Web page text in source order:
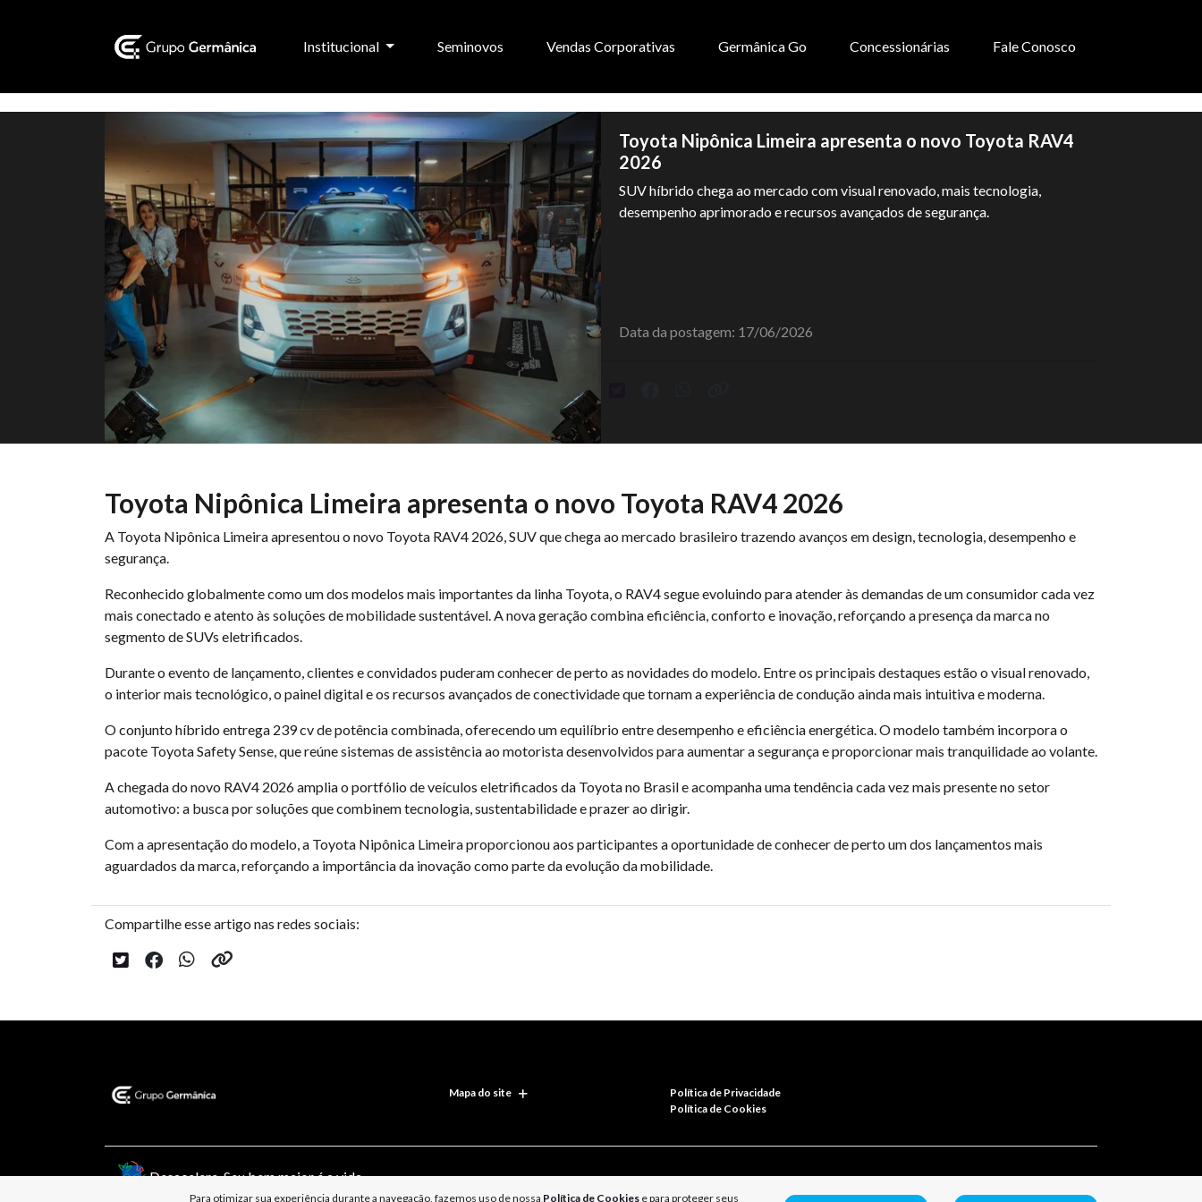
Institucional Seminovos Vendas Corporativas Germânica Go Concessionárias Fale Conosco
Toyota Nipônica Limeira apresenta o novo Toyota RAV4
2026
SUV híbrido chega ao mercado com visual renovado, mais tecnologia,
desempenho aprimorado e recursos avançados de segurança.
Data da postagem: 17/06/2026
Toyota Nipônica Limeira apresenta o novo Toyota RAV4 2026
A Toyota Nipônica Limeira apresentou o novo Toyota RAV4 2026, SUV que chega ao mercado brasileiro trazendo avanços em design, tecnologia, desempenho e
segurança.
Reconhecido globalmente como um dos modelos mais importantes da linha Toyota, o RAV4 segue evoluindo para atender às demandas de um consumidor cada vez
mais conectado e atento às soluções de mobilidade sustentável. A nova geração combina eficiência, conforto e inovação, reforçando a presença da marca no
segmento de SUVs eletrificados.
Durante o evento de lançamento, clientes e convidados puderam conhecer de perto as novidades do modelo. Entre os principais destaques estão o visual renovado,
o interior mais tecnológico, o painel digital e os recursos avançados de conectividade que tornam a experiência de condução ainda mais intuitiva e moderna.
O conjunto híbrido entrega 239 cv de potência combinada, oferecendo um equilíbrio entre desempenho e eficiência energética. O modelo também incorpora o
pacote Toyota Safety Sense, que reúne sistemas de assistência ao motorista desenvolvidos para aumentar a segurança e proporcionar mais tranquilidade ao volante.
A chegada do novo RAV4 2026 amplia o portfólio de veículos eletrificados da Toyota no Brasil e acompanha uma tendência cada vez mais presente no setor
automotivo: a busca por soluções que combinem tecnologia, sustentabilidade e prazer ao dirigir.
Com a apresentação do modelo, a Toyota Nipônica Limeira proporcionou aos participantes a oportunidade de conhecer de perto um dos lançamentos mais
aguardados da marca, reforçando a importância da inovação como parte da evolução da mobilidade.
Compartilhe esse artigo nas redes sociais:
Mapa do site
Política de Privacidade
Política de Cookies
Desacelere. Seu bem maior é a vida.
Para otimizar sua experiência durante a navegação, fazemos uso de nossa Política de Cookies e para proteger seus